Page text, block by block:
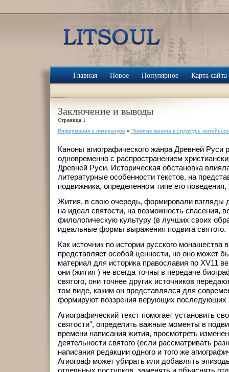
Главная Новое Популярное Карта сайта
Заключение и выводы
Страница 1
Информация о литературе » Понятие канона в структуре
Каноны агиографического жанра Древней Руси
одновременно с распространением
Древней Руси. Историческая обстановка
литературные особенности текстов, на
подвижника, определенном типе его
Жития, в свою очередь, формировали взгляды
на идеал святости, на возможность спасения,
филологическую культуру (в лучших своих
идеальные формы выражения подвига святого.
Как источник по истории русского монашества
представляет особой ценности, но оно может
материал для историка православия по ХV11
они (жития ) не всегда точны в передаче
святого, они точнее других источников
том виде, каким он представлялся для
формируют воззрения верующих последующих
Агиографический текст помогает установить
святости”, определить важные моменты в
времени написания жития, просмотреть
деятельности святого (если рассматривать
написания редакции одного и того же
Агиограф может убирать или добавлять
отдельных поступков, заменять и объяснять